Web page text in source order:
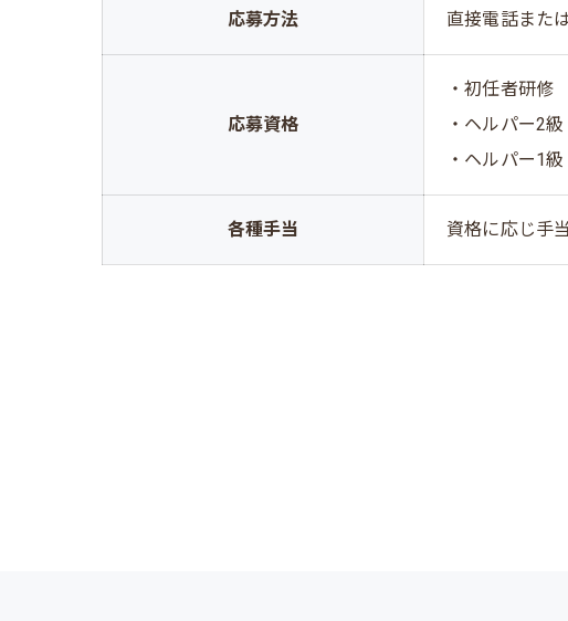
応募方法 直接電話また
応募資格
・初任者研修
・ヘルパー2級
・ヘルパー1級
各種手当 資格に応じ手